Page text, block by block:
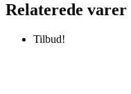
Relaterede varer
Tilbud!